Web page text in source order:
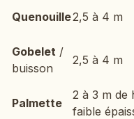
Quenouille2,5 à 4 m
Gobelet /
buisson
2,5 à 4 m
Palmette
2 à 3 m de
faible